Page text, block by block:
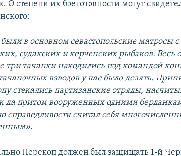
О степени их боеготовности могут
были в основном севастопольские матросы
судакских и керченских рыбаков. Весь
три тачанки находились под командой
взводов у нас было девять.
стекались партизанские отряды,
да притом вооруженных одними
справедливости считал себя
.
Перекоп должен был защищать 1-й